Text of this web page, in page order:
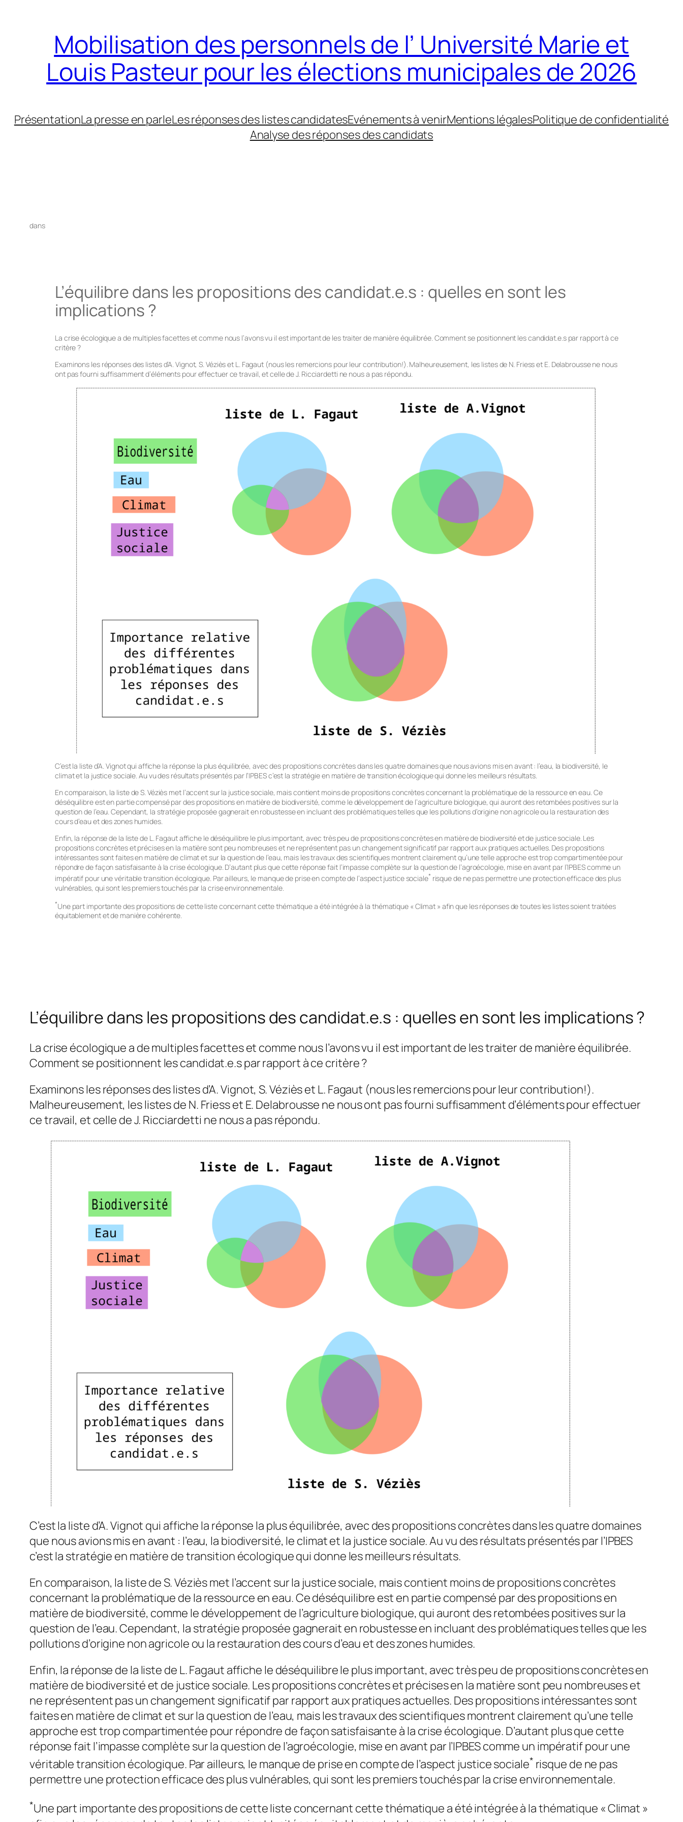
Mobilisation des personnels de l’ Université Marie et
Louis Pasteur pour les élections municipales de 2026
PrésentationLa presse en parleLes réponses des listes candidatesEvénements à venirMentions légalesPolitique de confidentialité
Analyse des réponses des candidats
dans
L’équilibre dans les propositions des candidat.e.s : quelles en sont les
implications ?
La crise écologique a de multiples facettes et comme nous l’avons vu il est important de les traiter de manière équilibrée. Comment se positionnent les candidat.e.s par rapport à ce
critère ?
Examinons les réponses des listes d’A. Vignot, S. Véziès et L. Fagaut (nous les remercions pour leur contribution!). Malheureusement, les listes de N. Friess et E. Delabrousse ne nous
ont pas fourni suffisamment d’éléments pour effectuer ce travail, et celle de J. Ricciardetti ne nous a pas répondu.
C’est la liste d’A. Vignot qui affiche la réponse la plus équilibrée, avec des propositions concrètes dans les quatre domaines que nous avions mis en avant : l’eau, la biodiversité, le
climat et la justice sociale. Au vu des résultats présentés par l’IPBES c’est la stratégie en matière de transition écologique qui donne les meilleurs résultats.
En comparaison, la liste de S. Véziès met l’accent sur la justice sociale, mais contient moins de propositions concrètes concernant la problématique de la ressource en eau. Ce
déséquilibre est en partie compensé par des propositions en matière de biodiversité, comme le développement de l’agriculture biologique, qui auront des retombées positives sur la
question de l’eau. Cependant, la stratégie proposée gagnerait en robustesse en incluant des problématiques telles que les pollutions d’origine non agricole ou la restauration des
cours d’eau et des zones humides.
Enfin, la réponse de la liste de L. Fagaut affiche le déséquilibre le plus important, avec très peu de propositions concrètes en matière de biodiversité et de justice sociale. Les
propositions concrètes et précises en la matière sont peu nombreuses et ne représentent pas un changement significatif par rapport aux pratiques actuelles. Des propositions
intéressantes sont faites en matière de climat et sur la question de l’eau, mais les travaux des scientifiques montrent clairement qu’une telle approche est trop compartimentée pour
répondre de façon satisfaisante à la crise écologique. D’autant plus que cette réponse fait l’impasse complète sur la question de l’agroécologie, mise en avant par l’IPBES comme un
impératif pour une véritable transition écologique. Par ailleurs, le manque de prise en compte de l’aspect justice sociale* risque de ne pas permettre une protection efficace des plus
vulnérables, qui sont les premiers touchés par la crise environnementale.
*Une part importante des propositions de cette liste concernant cette thématique a été intégrée à la thématique « Climat » afin que les réponses de toutes les listes soient traitées
équitablement et de manière cohérente.
L’équilibre dans les propositions des candidat.e.s : quelles en sont les implications ?
La crise écologique a de multiples facettes et comme nous l’avons vu il est important de les traiter de manière équilibrée.
Comment se positionnent les candidat.e.s par rapport à ce critère ?
Examinons les réponses des listes d’A. Vignot, S. Véziès et L. Fagaut (nous les remercions pour leur contribution!).
Malheureusement, les listes de N. Friess et E. Delabrousse ne nous ont pas fourni suffisamment d’éléments pour effectuer
ce travail, et celle de J. Ricciardetti ne nous a pas répondu.
C’est la liste d’A. Vignot qui affiche la réponse la plus équilibrée, avec des propositions concrètes dans les quatre domaines
que nous avions mis en avant : l’eau, la biodiversité, le climat et la justice sociale. Au vu des résultats présentés par l’IPBES
c’est la stratégie en matière de transition écologique qui donne les meilleurs résultats.
En comparaison, la liste de S. Véziès met l’accent sur la justice sociale, mais contient moins de propositions concrètes
concernant la problématique de la ressource en eau. Ce déséquilibre est en partie compensé par des propositions en
matière de biodiversité, comme le développement de l’agriculture biologique, qui auront des retombées positives sur la
question de l’eau. Cependant, la stratégie proposée gagnerait en robustesse en incluant des problématiques telles que les
pollutions d’origine non agricole ou la restauration des cours d’eau et des zones humides.
Enfin, la réponse de la liste de L. Fagaut affiche le déséquilibre le plus important, avec très peu de propositions concrètes en
matière de biodiversité et de justice sociale. Les propositions concrètes et précises en la matière sont peu nombreuses et
ne représentent pas un changement significatif par rapport aux pratiques actuelles. Des propositions intéressantes sont
faites en matière de climat et sur la question de l’eau, mais les travaux des scientifiques montrent clairement qu’une telle
approche est trop compartimentée pour répondre de façon satisfaisante à la crise écologique. D’autant plus que cette
réponse fait l’impasse complète sur la question de l’agroécologie, mise en avant par l’IPBES comme un impératif pour une
véritable transition écologique. Par ailleurs, le manque de prise en compte de l’aspect justice sociale* risque de ne pas
permettre une protection efficace des plus vulnérables, qui sont les premiers touchés par la crise environnementale.
*Une part importante des propositions de cette liste concernant cette thématique a été intégrée à la thématique « Climat »